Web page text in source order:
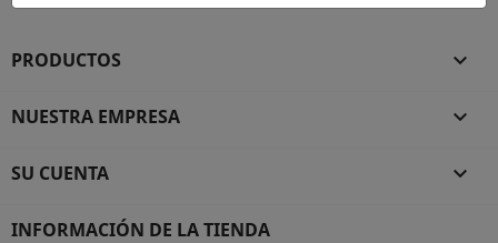
PRODUCTOS 
NUESTRA EMPRESA 
SU CUENTA 
INFORMACIÓN DE LA TIENDA